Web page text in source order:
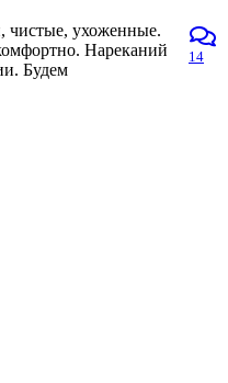
чистые, ухоженные.
Нареканий
Будем
14